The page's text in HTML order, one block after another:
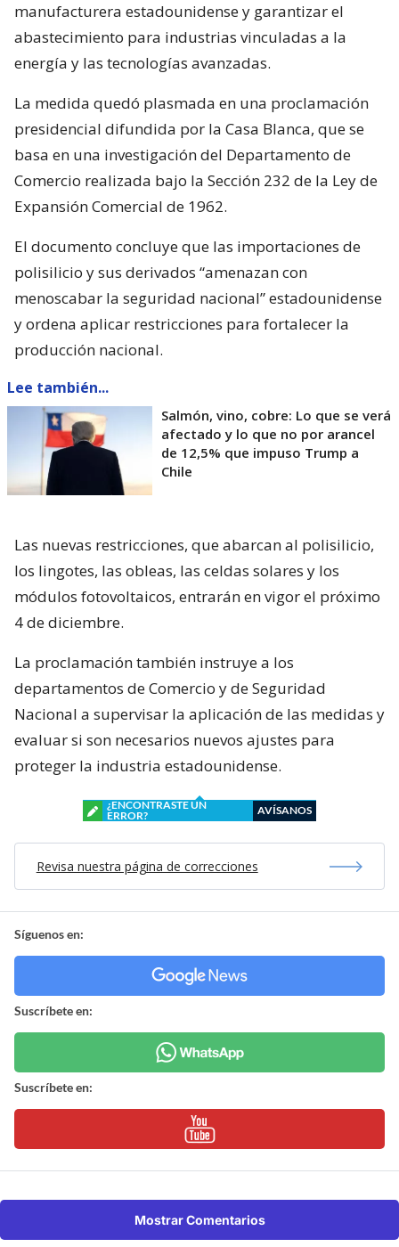
manufacturera estadounidense y garantizar el
abastecimiento para industrias vinculadas a la
energía y las tecnologías avanzadas.
La medida quedó plasmada en una proclamación
presidencial difundida por la Casa Blanca, que se
basa en una investigación del Departamento de
Comercio realizada bajo la Sección 232 de la Ley de
Expansión Comercial de 1962.
El documento concluye que las importaciones de
polisilicio y sus derivados “amenazan con
menoscabar la seguridad nacional” estadounidense
y ordena aplicar restricciones para fortalecer la
producción nacional.
Lee también...
Salmón, vino, cobre: Lo que se verá
afectado y lo que no por arancel
de 12,5% que impuso Trump a
Chile
Las nuevas restricciones, que abarcan al polisilicio,
los lingotes, las obleas, las celdas solares y los
módulos fotovoltaicos, entrarán en vigor el próximo
4 de diciembre.
La proclamación también instruye a los
departamentos de Comercio y de Seguridad
Nacional a supervisar la aplicación de las medidas y
evaluar si son necesarios nuevos ajustes para
proteger la industria estadounidense.
¿ENCONTRASTE UN
ERROR?
AVÍSANOS
Revisa nuestra página de correcciones
Síguenos en:
Suscríbete en:
Suscríbete en:
Mostrar Comentarios